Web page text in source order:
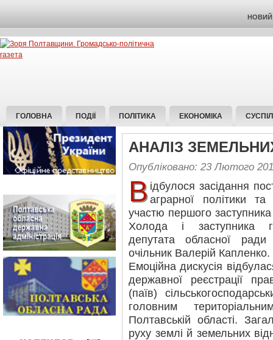
НОВИЙ
ГОЛОВНА ПОДІЇ ПОЛІТИКА ЕКОНОМІКА
АНАЛІЗ
Опубліковано: 23 Лютого
В ідбулося засідання
аграрної політики
участю першого
Холода і заступника
депутата обласної
очільник Валерій Капленко.
Емоційна дискусія
державної реєстрації
(паїв)
головним
Полтавській області.
руху землі й земельних